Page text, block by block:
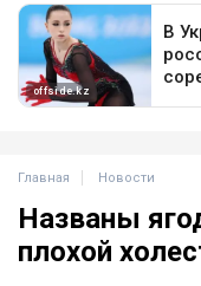
Главная Новости
Названы
плохой